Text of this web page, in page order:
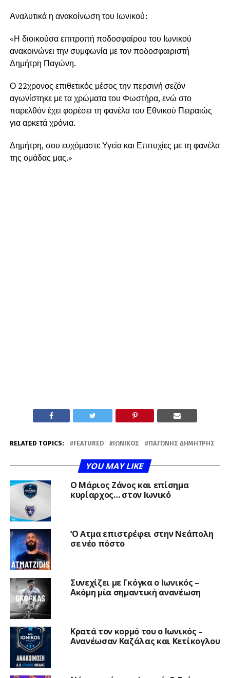
Αναλυτικά η ανακοίνωση του Ιωνικού:
«Η διοικούσα επιτροπή ποδοσφαίρου του Ιωνικού
ανακοινώνει την συμφωνία με τον ποδοσφαιριστή
Δημήτρη Παγώνη.
Ο 22χρονος επιθετικός μέσος την περσινή σεζόν
αγωνίστηκε με τα χρώματα του Φωστήρα, ενώ στο
παρελθόν έχει φορέσει τη φανέλα του Εθνικού Πειραιώς
για αρκετά χρόνια.
Δημήτρη, σου ευχόμαστε Υγεία και Επιτυχίες με τη φανέλα
της ομάδας μας.»
RELATED TOPICS: FEATURED ΙΩΝΙΚΌΣ ΠΑΓΏΝΗΣ ΔΗΜΉΤΡΗΣ
YOU MAY LIKE
Ο Μάριος Ζάνος και επίσημα
κυρίαρχος… στον Ιωνικό
‘Ο Ατμα επιστρέφει στην Νεάπολη
σε νέο πόστο
Συνεχίζει με Γκόγκα ο Ιωνικός –
Ακόμη μία σημαντική ανανέωση
Κρατά τον κορμό του ο Ιωνικός –
Ανανέωσαν Καζάλας και Κετίκογλου